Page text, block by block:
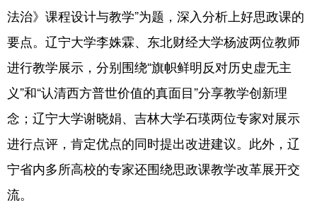
四川 贵州 云南 西藏
陕西 甘肃 青海 宁夏
新疆 内蒙古 黑龙江
多语种频道
法治》课程设计与教学”为题，深入分析上好思政课的
要点。辽宁大学李姝霖、东北财经大学杨波两位教师
进行教学展示，分别围绕“旗帜鲜明反对历史虚无主
义”和“认清西方普世价值的真面目”分享教学创新理
念；辽宁大学谢晓娟、吉林大学石瑛两位专家对展示
进行点评，肯定优点的同时提出改进建议。此外，辽
宁省内多所高校的专家还围绕思政课教学改革展开交
流。